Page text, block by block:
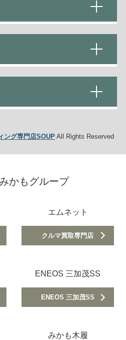
ング専門店SOUPAll Rights Reserved
かもグループ
エムネット
クルマ買取専門店
ENEOS 三加茂SS
ENEOS 三加茂SS
みかも木履